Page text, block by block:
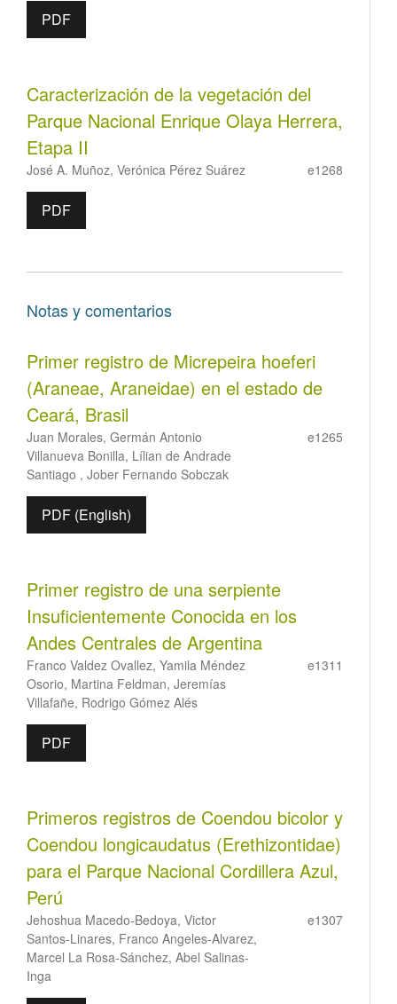
PDF
Caracterización de la vegetación del
Parque Nacional Enrique Olaya Herrera,
Etapa II
José A. Muñoz, Verónica Pérez Suárez e1268
PDF
Notas y comentarios
Primer registro de Micrepeira hoeferi
(Araneae, Araneidae) en el estado de
Ceará, Brasil
Juan Morales, Germán Antonio
Villanueva Bonilla, Lílian de Andrade
Santiago , Jober Fernando Sobczak
e1265
PDF (English)
Primer registro de una serpiente
Insuficientemente Conocida en los
Andes Centrales de Argentina
Franco Valdez Ovallez, Yamila Méndez
Osorio, Martina Feldman, Jeremías
Villafañe, Rodrigo Gómez Alés
e1311
PDF
Primeros registros de Coendou bicolor y
Coendou longicaudatus (Erethizontidae)
para el Parque Nacional Cordillera Azul,
Perú
Jehoshua Macedo-Bedoya, Victor
Santos-Linares, Franco Angeles-Alvarez,
Marcel La Rosa-Sánchez, Abel Salinas-
Inga
e1307